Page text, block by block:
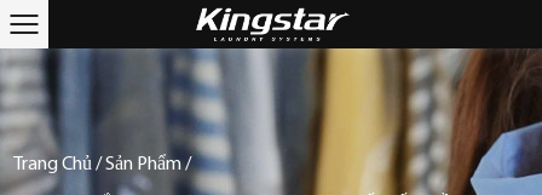
Trang Chủ/Sản Phẩm/